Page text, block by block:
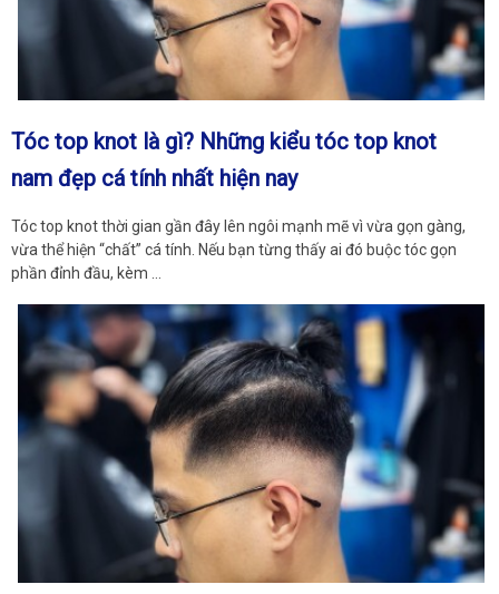
Tóc top knot là gì? Những kiểu tóc top knot
nam đẹp cá tính nhất hiện nay
Tóc top knot thời gian gần đây lên ngôi mạnh mẽ vì vừa gọn gàng,
vừa thể hiện “chất” cá tính. Nếu bạn từng thấy ai đó buộc tóc gọn
phần đỉnh đầu, kèm …